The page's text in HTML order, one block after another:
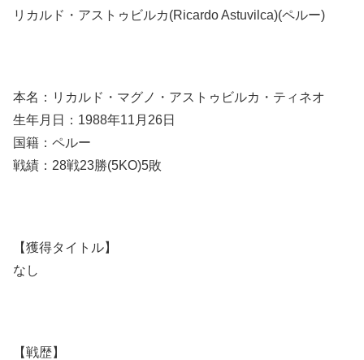
リカルド・アストゥビルカ(Ricardo Astuvilca)(ペルー)
本名：リカルド・マグノ・アストゥビルカ・ティネオ
生年月日：1988年11月26日
国籍：ペルー
戦績：28戦23勝(5KO)5敗
【獲得タイトル】
なし
【戦歴】